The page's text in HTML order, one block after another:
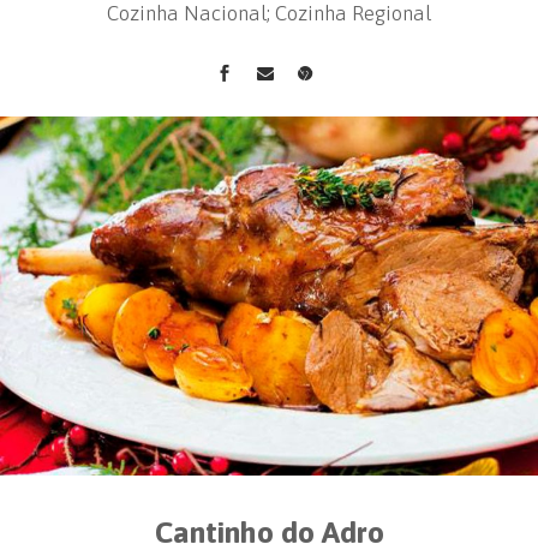
Cozinha Nacional; Cozinha Regional
Cantinho do Adro